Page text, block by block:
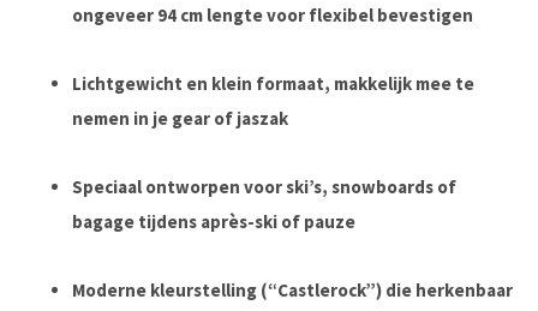
ongeveer 94 cm lengte voor flexibel bevestigen
Lichtgewicht en klein formaat, makkelijk mee te
nemen in je gear of jaszak
Speciaal ontworpen voor ski’s, snowboards of
bagage tijdens après-ski of pauze
Moderne kleurstelling (“Castlerock”) die herkenbaar